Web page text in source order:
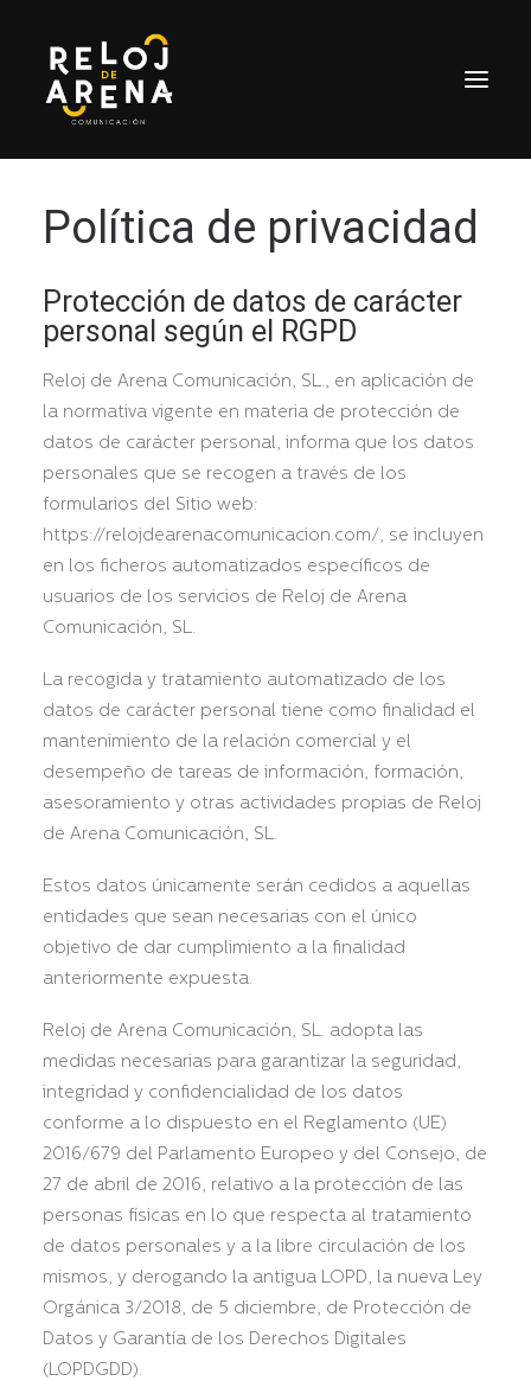
INICIO
SERVICIOS
CONTACTO
Política de privacidad
Protección de datos de carácter
personal según el RGPD
Reloj de Arena Comunicación, SL., en aplicación de
la normativa vigente en materia de protección de
datos de carácter personal, informa que los datos
personales que se recogen a través de los
formularios del Sitio web:
https://relojdearenacomunicacion.com/, se incluyen
en los ficheros automatizados específicos de
usuarios de los servicios de Reloj de Arena
Comunicación, SL.
La recogida y tratamiento automatizado de los
datos de carácter personal tiene como finalidad el
mantenimiento de la relación comercial y el
desempeño de tareas de información, formación,
asesoramiento y otras actividades propias de Reloj
de Arena Comunicación, SL.
Estos datos únicamente serán cedidos a aquellas
entidades que sean necesarias con el único
objetivo de dar cumplimiento a la finalidad
anteriormente expuesta.
Reloj de Arena Comunicación, SL. adopta las
medidas necesarias para garantizar la seguridad,
integridad y confidencialidad de los datos
conforme a lo dispuesto en el Reglamento (UE)
2016/679 del Parlamento Europeo y del Consejo, de
27 de abril de 2016, relativo a la protección de las
personas físicas en lo que respecta al tratamiento
de datos personales y a la libre circulación de los
mismos, y derogando la antigua LOPD, la nueva Ley
Orgánica 3/2018, de 5 diciembre, de Protección de
Datos y Garantía de los Derechos Digitales
(LOPDGDD).